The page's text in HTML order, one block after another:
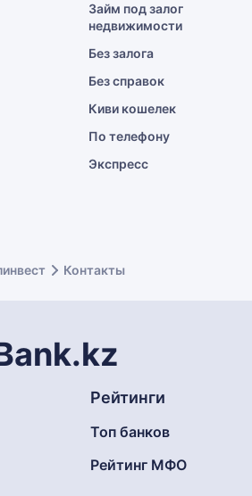
Займ под залог
недвижимости
Без залога
Без справок
Киви кошелек
По телефону
Экспресс
Контакты
Рейтинги
Топ банков
Рейтинг МФО